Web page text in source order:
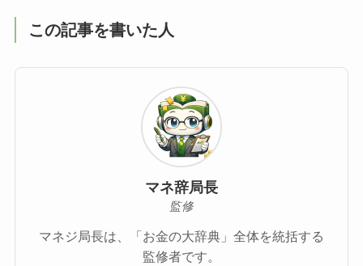
この記事を書いた人
マネ辞局長
監修
マネジ局長は、「お金の大辞典」全体を統括する
監修者です。